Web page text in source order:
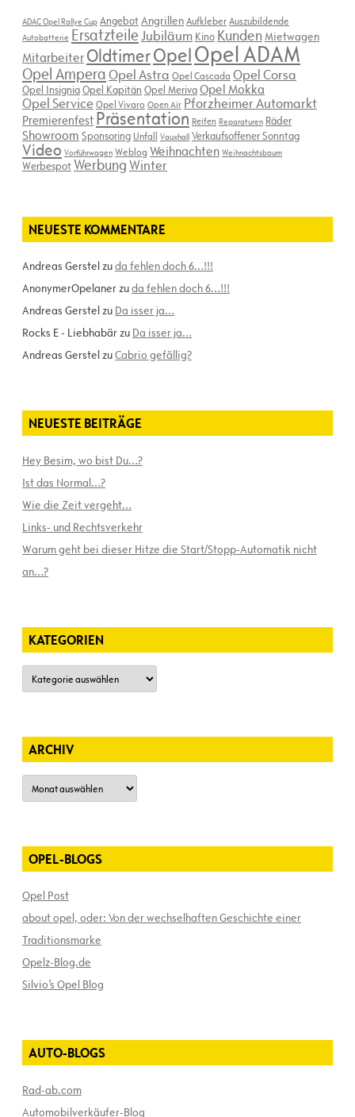
ADAC Opel Rallye Cup AngebotAngrillenAufkleberAuszubildende
Autobatterie ErsatzteileJubiläum Kino KundenMietwagen
Mitarbeiter OldtimerOpelOpel ADAM
Opel AmperaOpel Astra Opel Cascada Opel Corsa
Opel InsigniaOpel Kapitän Opel MerivaOpel Mokka
Opel ServiceOpel Vivaro Open Air Pforzheimer Automarkt
Premierenfest Präsentation Reifen Reparaturen Räder
Showroom Sponsoring Unfall Vauxhall Verkaufsoffener Sonntag
Video Vorführwagen Weblog Weihnachten Weihnachtsbaum
WerbespotWerbungWinter
NEUESTE KOMMENTARE
Andreas Gerstel zuda fehlen doch 6…!!!
AnonymerOpelanerzuda fehlen doch 6…!!!
Andreas Gerstel zu Da isser ja…
Rocks E - Liebhabärzu Da isser ja…
Andreas Gerstel zuCabrio gefällig?
NEUESTE BEITRÄGE
Hey Besim, wo bist Du…?
Ist das Normal…?
Wie die Zeit vergeht…
Links- und Rechtsverkehr
Warum geht bei dieser Hitze die Start/Stopp-Automatik nicht
an…?
KATEGORIEN
Kategorien
ARCHIV
Archiv
OPEL-BLOGS
Opel Post
about opel, oder: Von der wechselhaften Geschichte einer
Traditionsmarke
Opelz-Blog.de
Silvio’s Opel Blog
AUTO-BLOGS
Rad-ab.com
Automobilverkäufer-Blog